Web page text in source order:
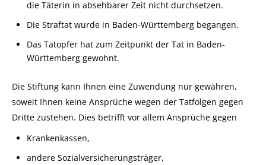
die Täterin in absehbarer Zeit nicht durchsetzen.
Die Straftat wurde in Baden-Württemberg begangen.
Das Tatopfer hat zum Zeitpunkt der Tat in Baden-
Württemberg gewohnt.
Die Stiftung kann Ihnen eine Zuwendung nur gewähren,
soweit Ihnen keine Ansprüche wegen der Tatfolgen gegen
Dritte zustehen. Dies betrifft vor allem Ansprüche gegen
Krankenkassen,
andere Sozialversicherungsträger,